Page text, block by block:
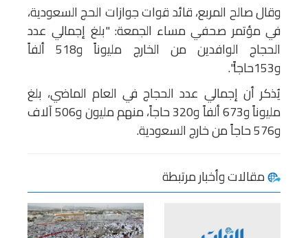
وقال صالح المربع، قائد قوات جوازات الحج السعودية،
في مؤتمر صحفي مساء الجمعة: "بلغ إجمالي عدد
الحجاج الوافدين من الخارج مليوناً و518 ألفاً
و153حاجاً".
يُذكر أن إجمالي عدد الحجاج في العام الماضي، بلغ
مليوناً و673 ألفاً و320 حاجاً، منهم مليون و506 آلاف
و576 حاجاً من خارج السعودية.
مقالات وأخبار مرتبطة